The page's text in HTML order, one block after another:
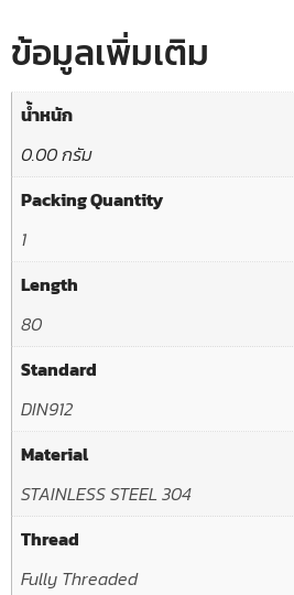
ข้อมูลเพิ่มเติม
น้ำหนัก
0.00 กรัม
Packing Quantity
1
Length
80
Standard
DIN912
Material
STAINLESS STEEL 304
Thread
Fully Threaded